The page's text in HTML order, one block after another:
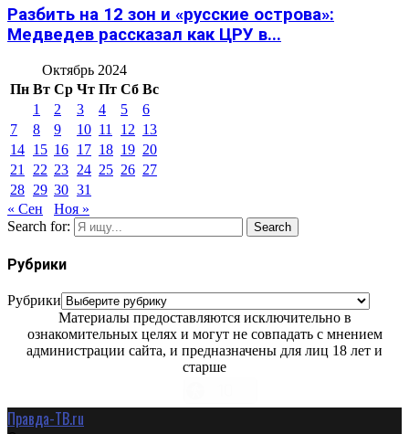
Разбить на 12 зон и «русские острова»:
Медведев рассказал как ЦРУ в...
Октябрь 2024
Пн Вт Ср Чт Пт Сб Вс
1
2 3 4 5
6
7
8 9 10 11 12 13
14 15 16 17 18 19 20
21
22 23 24 25 26 27
28 29 30 31
« Сен
Ноя »
Search for:
Search
Рубрики
Рубрики
Материалы предоставляются исключительно в
ознакомительных целях и могут не совпадать с мнением
администрации сайта, и предназначены для лиц 18 лет и
старше
Правда-ТВ.ru